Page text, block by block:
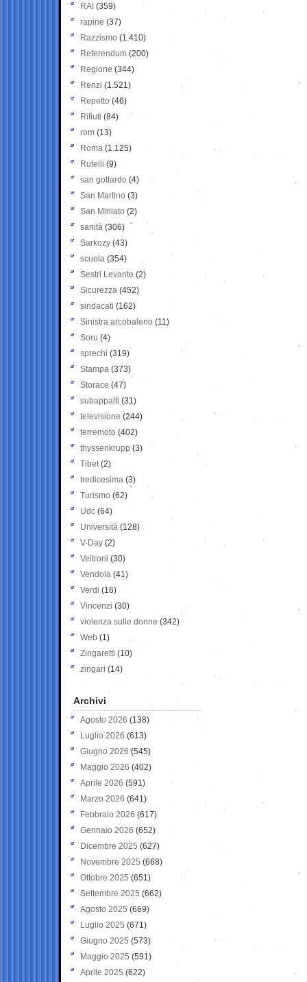
RAI (359)
rapine (37)
Razzismo (1.410)
Referendum (200)
Regione (344)
Renzi (1.521)
Repetto (46)
Rifiuti (84)
rom (13)
Roma (1.125)
Rutelli (9)
san gottardo (4)
San Martino (3)
San Miniato (2)
sanità (306)
Sarkozy (43)
scuola (354)
Sestri Levante (2)
Sicurezza (452)
sindacati (162)
Sinistra arcobaleno (11)
Soru (4)
sprechi (319)
Stampa (373)
Storace (47)
subappalti (31)
televisione(244)
terremoto (402)
thyssenkrupp (3)
Tibet(2)
tredicesima (3)
Turismo (62)
Udc (64)
Università (128)
V-Day (2)
Veltroni (30)
Vendola (41)
Verdi (16)
Vincenzi (30)
violenza sulle donne (342)
Web (1)
Zingaretti (10)
zingari (14)
Archivi
Agosto 2026 (138)
Luglio 2026 (613)
Giugno 2026 (545)
Maggio 2026 (402)
Aprile 2026 (591)
Marzo 2026 (641)
Febbraio 2026 (617)
Gennaio 2026 (652)
Dicembre 2025 (627)
Novembre 2025 (668)
Ottobre 2025 (651)
Settembre 2025 (662)
Agosto 2025 (669)
Luglio 2025 (671)
Giugno 2025 (573)
Maggio 2025 (591)
Aprile 2025 (622)